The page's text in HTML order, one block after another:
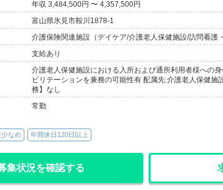
年収 3,484,500円 〜 4,357,500円
富山県氷見市鞍川1878-1
介護保険関連施設（デイケア/介護老人保健施設/訪問看護
支給あり
介護老人保健施設における入所および通所利用者様への
ビリテーションを兼務の可能性有 配属先:介護老人保健施
務】なし
常勤
少なめ 年間休日120日以上
集状況を確認する